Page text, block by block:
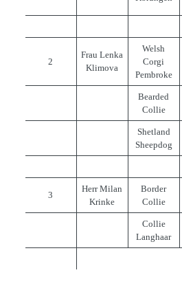
2
Frau Lenka
Klimova
Welsh
Corgi
Pembroke
Bearded
Collie
Shetland
Sheepdog
3
Herr Milan
Krinke
Border
Collie
Collie
Langhaar